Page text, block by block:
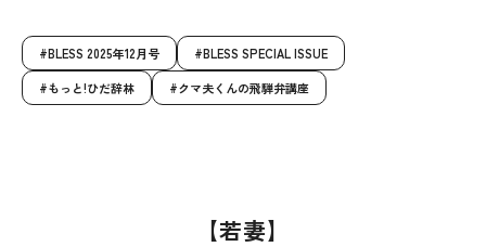
BLESS 2025年12月号
BLESS SPECIAL ISSUE
もっと!ひだ辞林
クマ夫くんの飛騨弁講座
【若妻】